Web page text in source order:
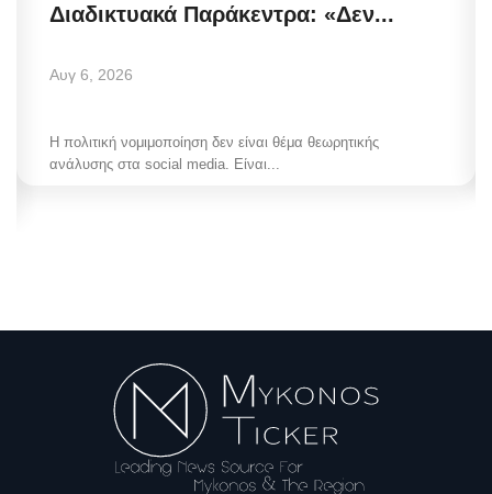
Διαδικτυακά Παράκεντρα: «Δεν...
Αυγ 6, 2026
Η πολιτική νομιμοποίηση δεν είναι θέμα θεωρητικής
ανάλυσης στα social media. Είναι...